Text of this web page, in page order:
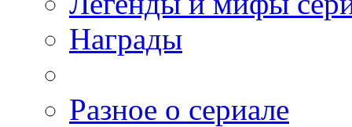
Награды
Разное о сериале